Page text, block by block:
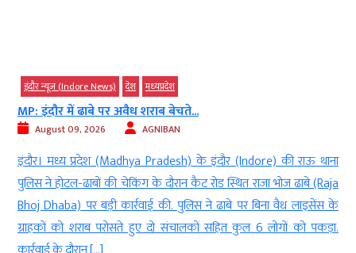
बेचते...
के इंदौर (Indore) की राऊ थाना
कैट रोड स्थित राजा भोज ढाबे (Raja
की. पुलिस ने ढाबे पर बिना वैध लाइसेंस के
संचालकों सहित कुल 6 लोगों को पकड़ा.
इंदौर। इंदौर के अन्नपूर्णा थाना
द्वारा एक फूड डिलीवरी बॉय के
मामला सामने आया है। शहर से
एक शातिर बदमाश ने अपनी